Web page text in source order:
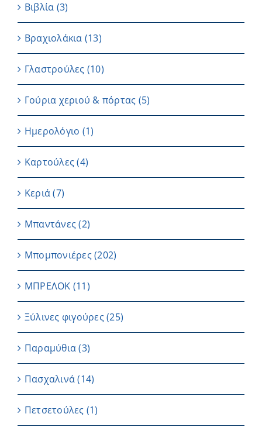
Βιβλία (3)
Βραχιολάκια (13)
Γλαστρούλες (10)
Γούρια χεριού & πόρτας (5)
Ημερολόγιο (1)
Καρτούλες (4)
Κεριά (7)
Μπαντάνες (2)
Μπομπονιέρες(202)
ΜΠΡΕΛΟΚ (11)
Ξύλινες φιγούρες(25)
Παραμύθια (3)
Πασχαλινά (14)
Πετσετούλες (1)